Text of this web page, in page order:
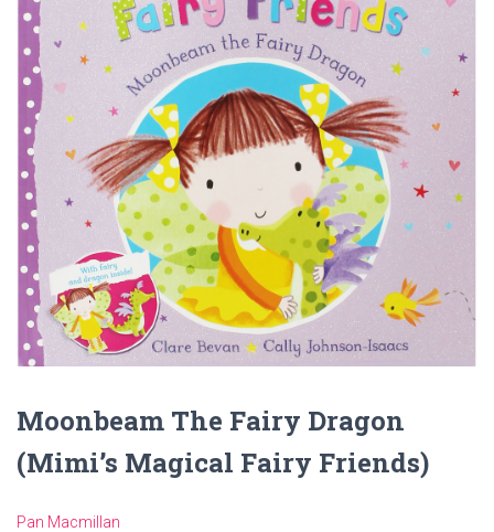
Moonbeam The Fairy Dragon
(Mimi’s Magical Fairy Friends)
Pan Macmillan